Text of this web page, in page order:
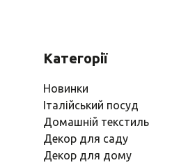
Категорії
Новинки
Італійський посуд
Домашній текстиль
Декор для саду
Декор для дому